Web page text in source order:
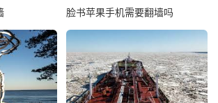
脸书苹果手机需要翻墙吗